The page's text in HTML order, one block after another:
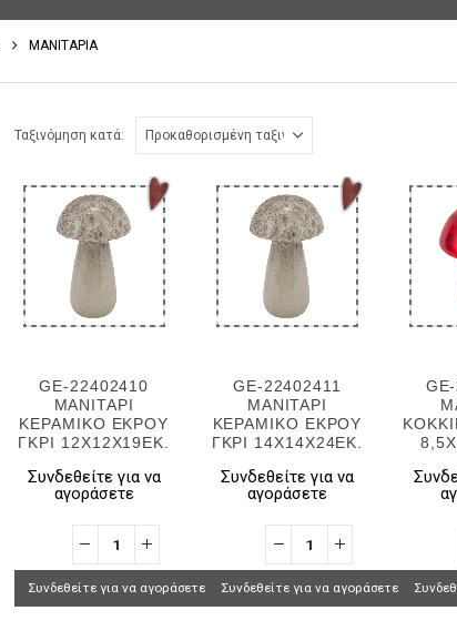
ΜΑΝΙΤΑΡΙΑ
Ταξινόμηση κατά:
GE-22402410
ΜΑΝΙΤΑΡΙ
ΚΕΡΑΜΙΚΟ ΕΚΡΟΥ
ΓΚΡΙ 12Χ12Χ19ΕΚ.
Συνδεθείτε για να
αγοράσετε
Συνδεθείτε για να αγοράσετε
GE-22402411
ΜΑΝΙΤΑΡΙ
ΚΕΡΑΜΙΚΟ ΕΚΡΟΥ
ΓΚΡΙ 14X14X24ΕΚ.
Συνδεθείτε για να
αγοράσετε
Συνδεθείτε για να αγοράσετε